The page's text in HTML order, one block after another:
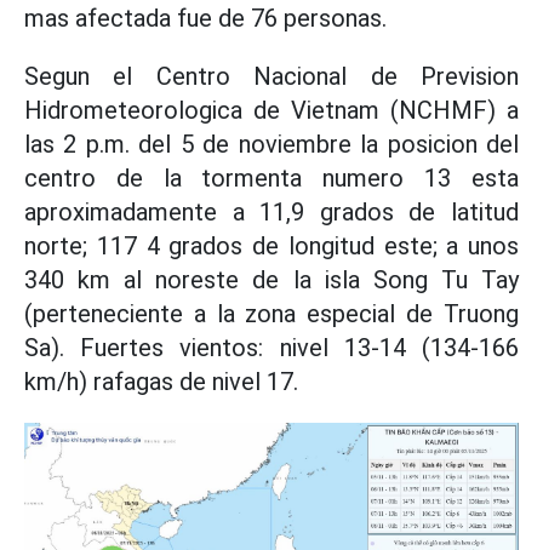
mas afectada fue de 76 personas.
Segun el Centro Nacional de Prevision
Hidrometeorologica de Vietnam (NCHMF) a
las 2 p.m. del 5 de noviembre la posicion del
centro de la tormenta numero 13 esta
aproximadamente a 11,9 grados de latitud
norte; 117 4 grados de longitud este; a unos
340 km al noreste de la isla Song Tu Tay
(perteneciente a la zona especial de Truong
Sa). Fuertes vientos: nivel 13-14 (134-166
km/h) rafagas de nivel 17.